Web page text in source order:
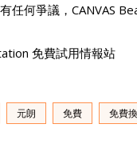
任何爭議，CANVAS
免費試用情報站
元朗 免費 免費